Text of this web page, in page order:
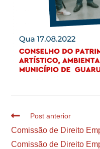
Post anterior
Comissão de Direito
Comissão de Direito